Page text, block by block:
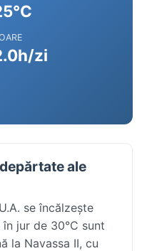
zi
ale
se încălzește
jur de 30°C sunt
la Navassa II, cu